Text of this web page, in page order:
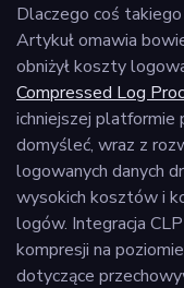
Dlaczego coś
Artykuł omawia
obniżył koszty
Compressed Log
ichniejszej platformie
domyśleć, wraz z
logowanych danych
wysokich kosztów i
logów. Integracja
kompresji na
dotyczące